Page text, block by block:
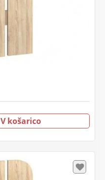
V košarico